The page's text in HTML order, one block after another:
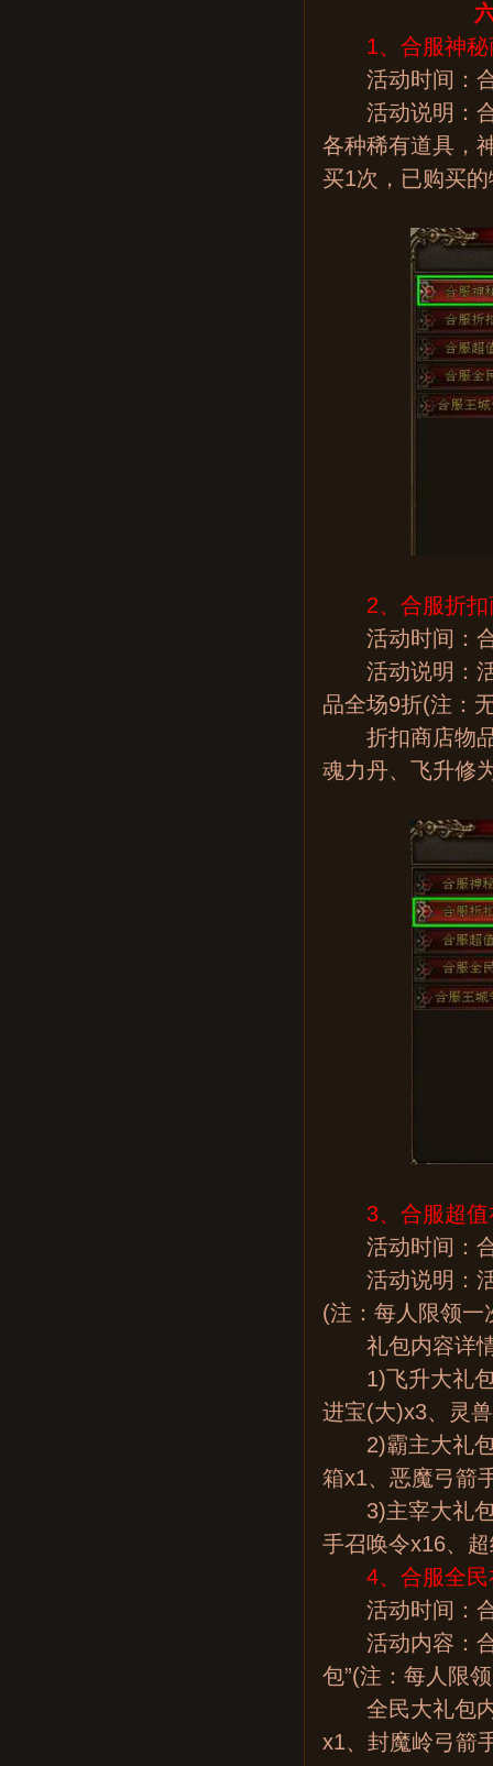
六
1、合服神秘
活动时间：合
活动说明：合
各种稀有道具，
买1次，已购买
2、合服折扣
活动时间：合
活动说明：活
品全场9折(注：
折扣商店物品
魂力丹、飞升修
3、合服超值
活动时间：合
活动说明：活
(注：每人限领一
礼包内容详
1)飞升大礼包
进宝(大)x3、灵
2)霸主大礼包
箱x1、恶魔弓箭
3)主宰大礼包
手召唤令x16、
4、合服全民
活动时间：合
活动内容：合
包”(注：每人限
全民大礼包内
x1、封魔岭弓箭